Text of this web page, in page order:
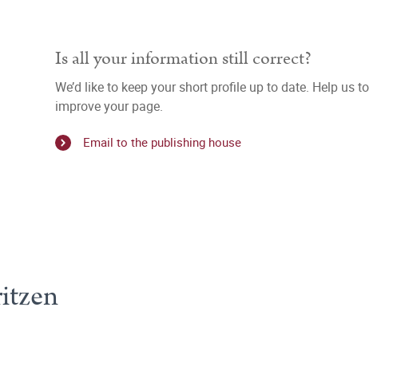
Is all your information still correct?
We’d like to keep your short profile up to date. Help us to
improve your page.
Email to the publishing house